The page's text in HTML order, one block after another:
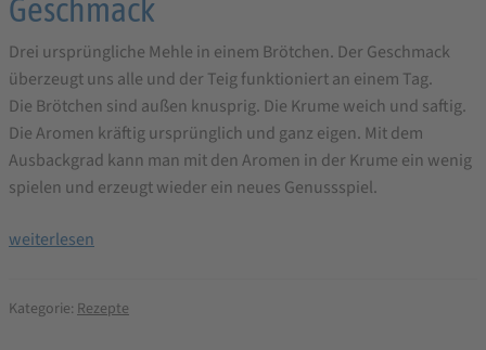
Geschmack
Drei ursprüngliche Mehle in einem Brötchen. Der Geschmack
überzeugt uns alle und der Teig funktioniert an einem Tag.
Die Brötchen sind außen knusprig. Die Krume weich und saftig.
Die Aromen kräftig ursprünglich und ganz eigen. Mit dem
Ausbackgrad kann man mit den Aromen in der Krume ein wenig
spielen und erzeugt wieder ein neues Genussspiel.
Einkorn
–
weiterlesen
Kategorie: Rezepte